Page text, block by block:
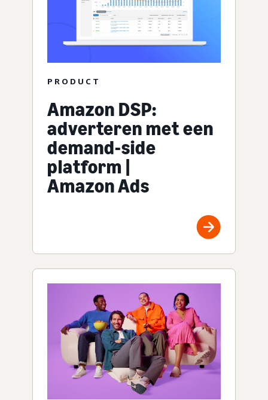
PRODUCT
Amazon DSP:
adverteren met een
demand-side
platform |
Amazon Ads